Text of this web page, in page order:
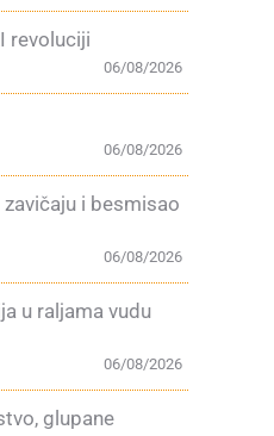
revoluciji
06/08/2026
06/08/2026
i besmisao
06/08/2026
u raljama vudu
06/08/2026
glupane